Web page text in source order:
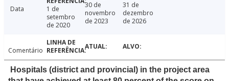
Data
1 de
setembro
de 2020
30 de
novembro
de 2023
31 de
dezembro
de 2026
Comentário
Hospitals (district and provincial) in the project area